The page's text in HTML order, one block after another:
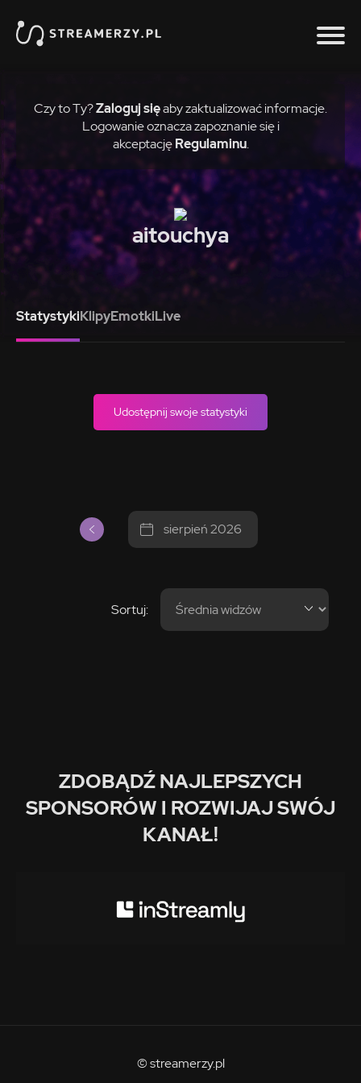
Czy to Ty?Zaloguj sięaby zaktualizować informacje.
Logowanie oznacza zapoznanie się i
akceptację Regulaminu.
aitouchya
StatystykiKlipyEmotkiLive
Udostępnij swoje statystyki
sierpień 2026
Sortuj:
ZDOBĄDŹ NAJLEPSZYCH
SPONSORÓW I ROZWIJAJ SWÓJ
KANAŁ!
© streamerzy.pl